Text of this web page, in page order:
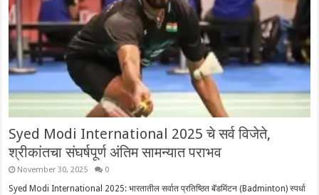
Syed Modi International 2025 चे सर्व विजेते,
श्रीकांतचा संघर्षपूर्ण अंतिम सामन्यात पराभव
November 30, 2025 0
Syed Modi International 2025: भारतातील सर्वात प्रतिष्ठित बॅडमिंटन (Badminton) स्पर्धा